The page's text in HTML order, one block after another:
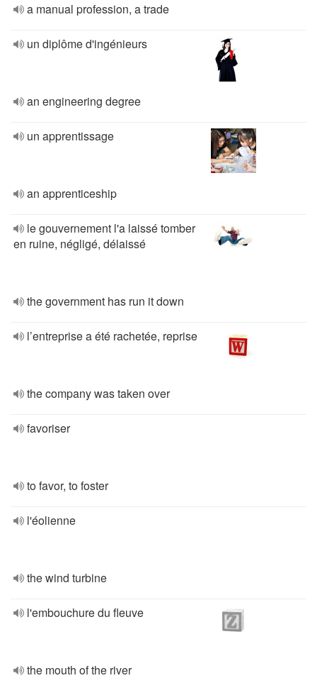
a manual profession, a trade
un diplôme d'ingénieurs
an engineering degree
un apprentissage
an apprenticeship
le gouvernement l'a laissé tomber
en ruine, négligé, délaissé
the government has run it down
l’entreprise a été rachetée, reprise
the company was taken over
favoriser
to favor, to foster
l'éolienne
the wind turbine
l'embouchure du fleuve
the mouth of the river